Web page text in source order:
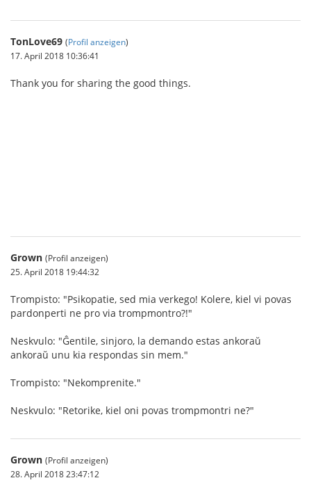
TonLove69 (Profil anzeigen)
17. April 2018 10:36:41
Thank you for sharing the good things.
Grown (Profil anzeigen)
25. April 2018 19:44:32
Trompisto: "Psikopatie, sed mia verkego! Kolere, kiel vi povas
pardonperti ne pro via trompmontro?!"
Neskvulo: "Ĝentile, sinjoro, la demando estas ankoraŭ
ankoraŭ unu kia respondas sin mem."
Trompisto: "Nekomprenite."
Neskvulo: "Retorike, kiel oni povas trompmontri ne?"
Grown (Profil anzeigen)
28. April 2018 23:47:12